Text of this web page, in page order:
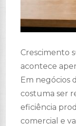
Crescimento
acontece
Em negócios
costuma ser
eficiência
comercial e